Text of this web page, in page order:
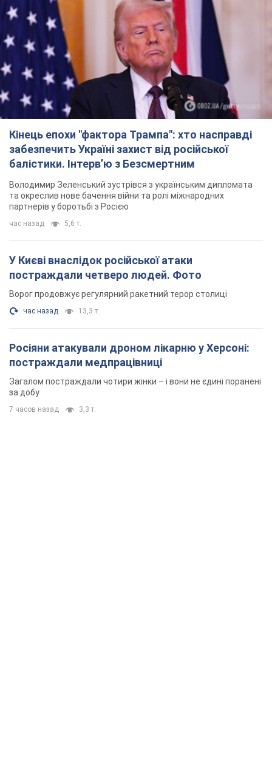
Кінець епохи "фактора Трампа": хто насправді
забезпечить Україні захист від російської
балістики. Інтерв’ю з Безсмертним
Володимир Зеленський зустрівся з українським дипломата
та окреслив нове бачення війни та ролі міжнародних
партнерів у боротьбі з Росією
час назад 5,6 т.
У Києві внаслідок російської атаки
постраждали четверо людей. Фото
Ворог продовжує регулярний ракетний терор столиці
час назад 13,3 т.
Росіяни атакували дроном лікарню у Херсоні:
постраждали медпрацівниці
Загалом постраждали чотири жінки – і вони не єдині поранені
за добу
7 часов назад 3,3 т.